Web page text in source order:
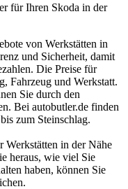
für Ihren Skoda in der
von Werkstätten in
und Sicherheit, damit
Die Preise für
Fahrzeug und Werkstatt.
Sie durch den
Bei autobutler.de finden
zum Steinschlag.
Werkstätten in der Nähe
heraus, wie viel Sie
haben, können Sie